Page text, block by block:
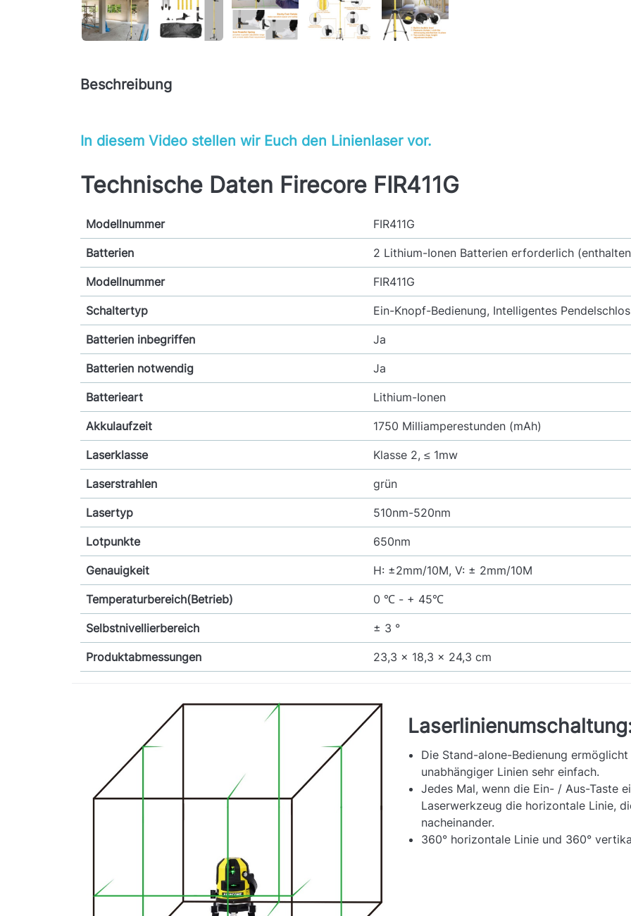
Beschreibung
In diesem Video stellen wir Euch den Linienlaser vor.
Technische Daten Firecore FIR411G
Modellnummer FIR411G
Batterien 2 Lithium-Ionen Batterien erforderlich
Modellnummer FIR411G
Schaltertyp Ein-Knopf-Bedienung, Intelligentes
Batterien inbegriffen Ja
Batterien notwendig Ja
Batterieart Lithium-Ionen
Akkulaufzeit 1750 Milliamperestunden (mAh)
Laserklasse Klasse 2, ≤ 1mw
Laserstrahlen grün
Lasertyp 510nm-520nm
Lotpunkte 650nm
Genauigkeit H: ±2mm/10M, V: ± 2mm/10M
Temperaturbereich(Betrieb) 0 ℃ - + 45℃
Selbstnivellierbereich ± 3 °
Produktabmessungen 23,3 x 18,3 x 24,3 cm
Die Stand-alone-Bedienung
unabhängiger Linien sehr einfach.
Jedes Mal, wenn die Ein- / Aus-Taste
Laserwerkzeug die horizontale Linie,
nacheinander.
360° horizontale Linie und 360°